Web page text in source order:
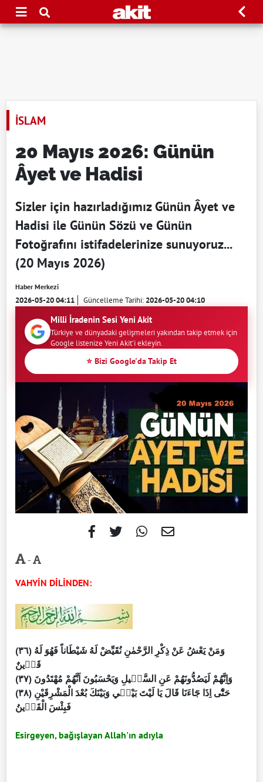
İSLAM
20 Mayıs 2026: Günün
Âyet ve Hadisi
Sizler için hazırladığımız Günün Âyet ve
Hadisi ile Günün Sözü ve Günün
Fotoğrafını istifadelerinize sunuyoruz...
(20 Mayıs 2026)
Haber Merkezi
2026-05-20 04:11 Güncelleme Tarihi:2026-05-20 04:10
Milli İradenin Sesi Yeni Akit
Türkiye ve dünyadaki gelişmeleri yakından takip etmek için
Google listenize Yeni Akit'i ekleyin.
⭐ Bizi Google'da Takip Et
-
VAHYİN DİLİNDEN:
(٣٦) وَمَنْ يَعْشُ عَنْ ذِكْرِ الرَّحْمٰنِ نُقَيِّضْ لَهُ شَيْطَاناً فَهُوَ لَهُ
قَرٖينٌ
(٣٧) وَاِنَّهُمْ لَيَصُدُّونَهُمْ عَنِ السَّبٖيلِ وَيَحْسَبُونَ اَنَّهُمْ مُهْتَدُونَ
(٣٨) حَتّٰٓى اِذَا جَٓاءَنَا قَالَ يَا لَيْتَ بَيْنٖي وَبَيْنَكَ بُعْدَ الْمَشْرِقَيْنِ
فَبِئْسَ الْقَرٖينُ
Esirgeyen, bağışlayan Allah'ın adıyla